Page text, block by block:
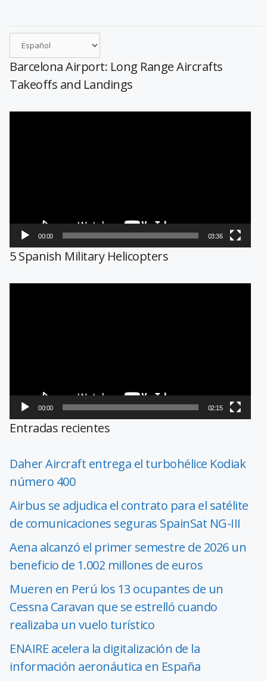
Barcelona Airport: Long Range Aircrafts
Takeoffs and Landings
00:00 03:36
5 Spanish Military Helicopters
00:00 02:15
Entradas recientes
Daher Aircraft entrega el turbohélice Kodiak
número 400
Airbus se adjudica el contrato para el satélite
de comunicaciones seguras SpainSat NG-III
Aena alcanzó el primer semestre de 2026 un
beneficio de 1.002 millones de euros
Mueren en Perú los 13 ocupantes de un
Cessna Caravan que se estrelló cuando
realizaba un vuelo turístico
ENAIRE acelera la digitalización de la
información aeronáutica en España